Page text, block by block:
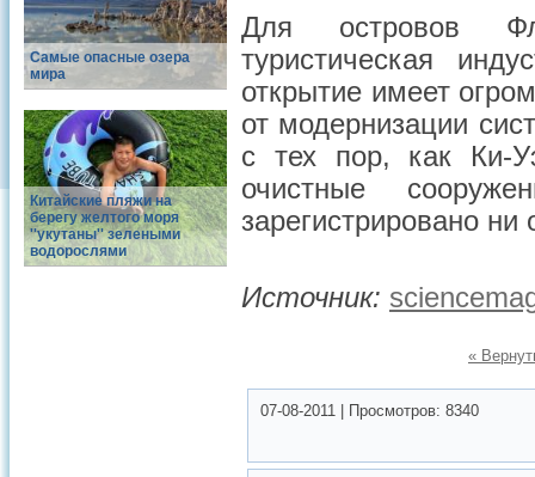
Самые опасные озера
мира
Китайские пляжи на
берегу желтого моря
''укутаны'' зелеными
водорослями
Для островов
туристическая
открытие имеет
от модернизации
с тех пор, как Ки-
очистные
зарегистрировано
Источник:
«
07-08-2011 Просмотров: 8340